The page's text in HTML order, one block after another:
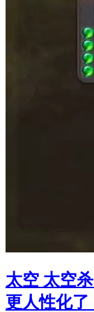
太空 太空
更人性化了